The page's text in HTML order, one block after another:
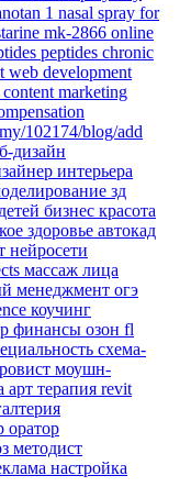
1 nasal spray for
mk-2866 online
peptides chronic
web development
content marketing
my/102174/blog/add
дизайн
интерьера
зд
бизнес красота
здоровье автокад
нейросети
массаж лица
менеджмент огэ
коучинг
финансы озон fl
схема-
моушн-
арт терапия revit
оратор
методист
настройка